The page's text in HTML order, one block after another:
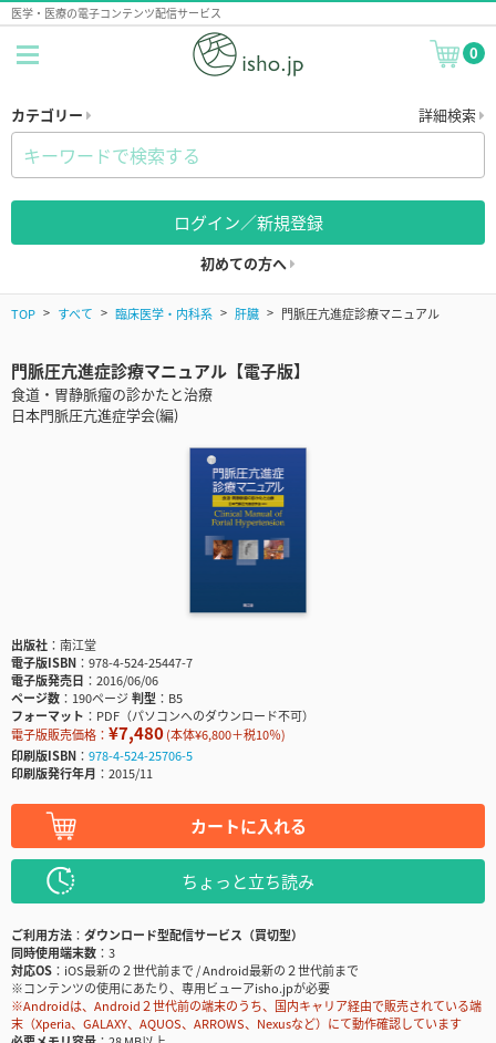
医学・医療の電子コンテンツ配信サービス
0
カテゴリー 詳細検索
ログイン／新規登録
初めての方へ
TOP すべて 臨床医学・内科系 肝臓 門脈圧亢進症診療マニュアル
門脈圧亢進症診療マニュアル【電子版】
食道・胃静脈瘤の診かたと治療
日本門脈圧亢進症学会(編)
出版社
南江堂
電子版ISBN
978-4-524-25447-7
電子版発売日
2016/06/06
ページ数
190ページ判型
B5
フォーマット
PDF（パソコンへのダウンロード不可）
電子版販売価格： ¥7,480(本体¥6,800＋税10％)
印刷版ISBN
978-4-524-25706-5
印刷版発行年月
2015/11
カートに入れる
ちょっと立ち読み
ご利用方法
ダウンロード型配信サービス（買切型）
同時使用端末数
3
対応OS
iOS最新の２世代前まで / Android最新の２世代前まで
※コンテンツの使用にあたり、専用ビューアisho.jpが必要
※Androidは、Android２世代前の端末のうち、国内キャリア経由で販売されている端
末（Xperia、GALAXY、AQUOS、ARROWS、Nexusなど）にて動作確認しています